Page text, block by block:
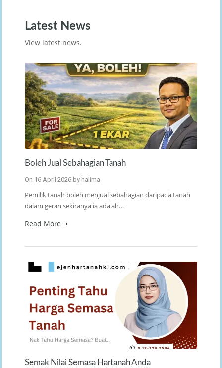
Latest News
View latest news.
Boleh Jual Sebahagian Tanah
On 16 April 2026 by halima
Pemilik tanah boleh menjual sebahagian daripada tanah
dalam geran sekiranya ia adalah…
Read More
Semak Nilai Semasa Hartanah Anda